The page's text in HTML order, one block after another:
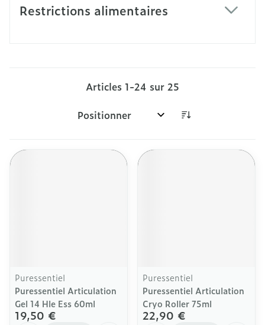
Restrictions alimentaires
Articles 1-24 sur 25
Trier par:
Puressentiel
Puressentiel Articulation
Gel 14 Hle Ess 60ml
19,50 €
Puressentiel
Puressentiel Articulation
Cryo Roller 75ml
22,90 €